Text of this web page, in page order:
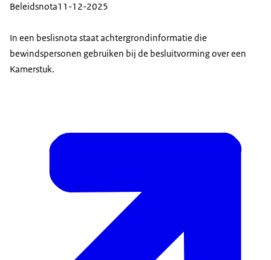
Beleidsnota11-12-2025
In een beslisnota staat achtergrondinformatie die
bewindspersonen gebruiken bij de besluitvorming over een
Kamerstuk.